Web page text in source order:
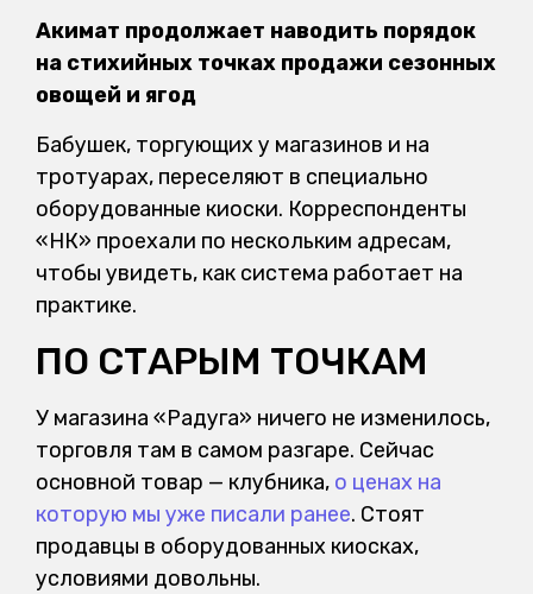
Акимат продолжает наводить порядок
на стихийных точках продажи сезонных
овощей и ягод
Бабушек, торгующих у магазинов и на
тротуарах, переселяют в специально
оборудованные киоски. Корреспонденты
«НК» проехали по нескольким адресам,
чтобы увидеть, как система работает на
практике.
ПО СТАРЫМ ТОЧКАМ
У магазина «Радуга» ничего не изменилось,
торговля там в самом разгаре. Сейчас
основной товар — клубника, о ценах на
которую мы уже писали ранее. Стоят
продавцы в оборудованных киосках,
условиями довольны.